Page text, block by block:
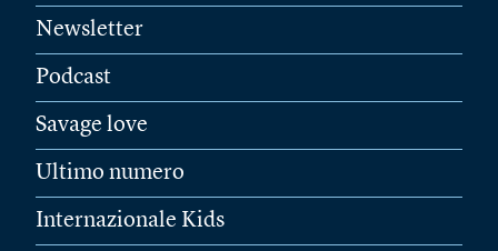
Newsletter
Podcast
Savage love
Ultimo numero
Internazionale Kids